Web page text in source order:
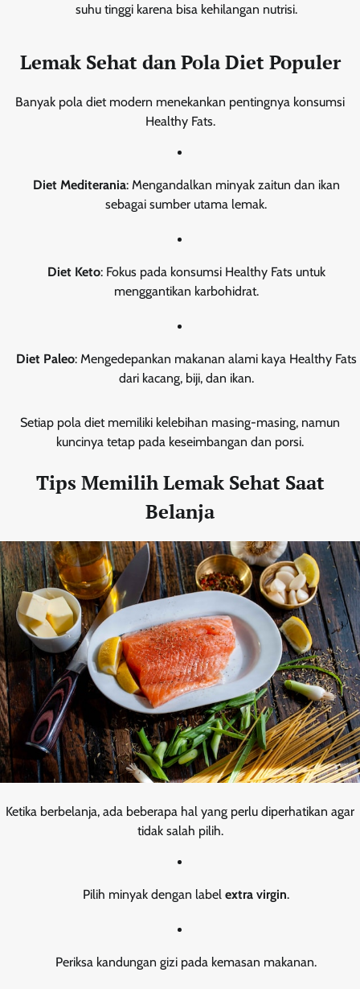
suhu tinggi karena bisa kehilangan nutrisi.
Lemak Sehat dan Pola Diet Populer
Banyak pola diet modern menekankan pentingnya konsumsi
Healthy Fats.
Diet Mediterania: Mengandalkan minyak zaitun dan ikan
sebagai sumber utama lemak.
Diet Keto: Fokus pada konsumsi Healthy Fats untuk
menggantikan karbohidrat.
Diet Paleo: Mengedepankan makanan alami kaya Healthy Fats
dari kacang, biji, dan ikan.
Setiap pola diet memiliki kelebihan masing-masing, namun
kuncinya tetap pada keseimbangan dan porsi.
Tips Memilih Lemak Sehat Saat
Belanja
Ketika berbelanja, ada beberapa hal yang perlu diperhatikan agar
tidak salah pilih.
Pilih minyak dengan label extra virgin.
Periksa kandungan gizi pada kemasan makanan.